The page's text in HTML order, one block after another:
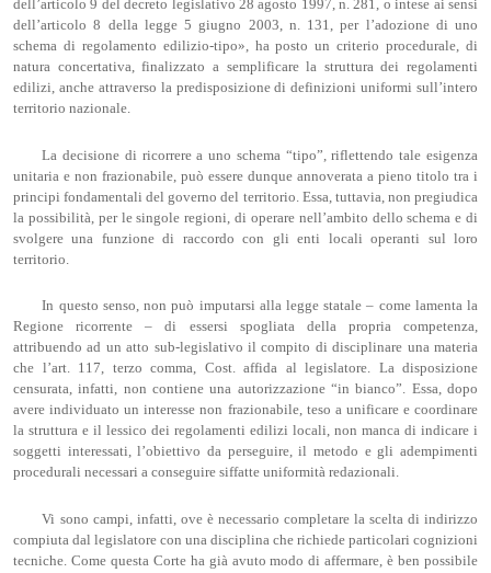
dell’articolo 9 del decreto legislativo 28 agosto 1997, n. 281, o intese ai sensi
dell’articolo 8 della legge 5 giugno 2003, n. 131, per l’adozione di uno
schema di regolamento edilizio-tipo», ha posto un criterio procedurale, di
natura concertativa, finalizzato a semplificare la struttura dei regolamenti
edilizi, anche attraverso la predisposizione di definizioni uniformi sull’intero
territorio nazionale.
La decisione di ricorrere a uno schema “tipo”, riflettendo tale esigenza
unitaria e non frazionabile, può essere dunque annoverata a pieno titolo tra i
principi fondamentali del governo del territorio. Essa, tuttavia, non pregiudica
la possibilità, per le singole regioni, di operare nell’ambito dello schema e di
svolgere una funzione di raccordo con gli enti locali operanti sul loro
territorio.
In questo senso, non può imputarsi alla legge statale – come lamenta la
Regione ricorrente – di essersi spogliata della propria competenza,
attribuendo ad un atto sub-legislativo il compito di disciplinare una materia
che l’art. 117, terzo comma, Cost. affida al legislatore. La disposizione
censurata, infatti, non contiene una autorizzazione “in bianco”. Essa, dopo
avere individuato un interesse non frazionabile, teso a unificare e coordinare
la struttura e il lessico dei regolamenti edilizi locali, non manca di indicare i
soggetti interessati, l’obiettivo da perseguire, il metodo e gli adempimenti
procedurali necessari a conseguire siffatte uniformità redazionali.
Vi sono campi, infatti, ove è necessario completare la scelta di indirizzo
compiuta dal legislatore con una disciplina che richiede particolari cognizioni
tecniche. Come questa Corte ha già avuto modo di affermare, è ben possibile